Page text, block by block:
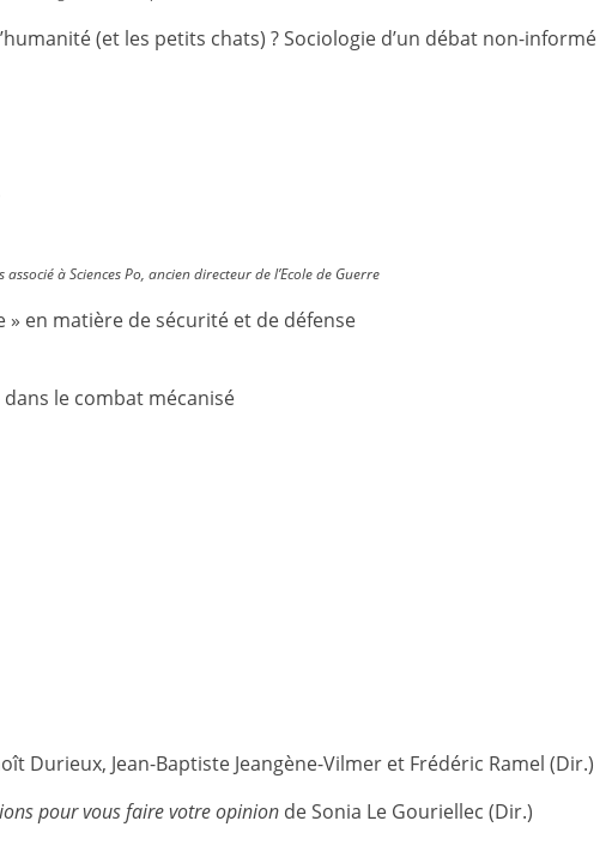
(et les petits chats) ? Sociologie d’un débat non-informé
à Sciences Po, ancien directeur de l’Ecole de Guerre
en matière de sécurité et de défense
le combat mécanisé
Durieux, Jean-Baptiste Jeangène-Vilmer et Frédéric Ramel (Dir.)
pour vous faire votre opinionde Sonia Le Gouriellec (Dir.)